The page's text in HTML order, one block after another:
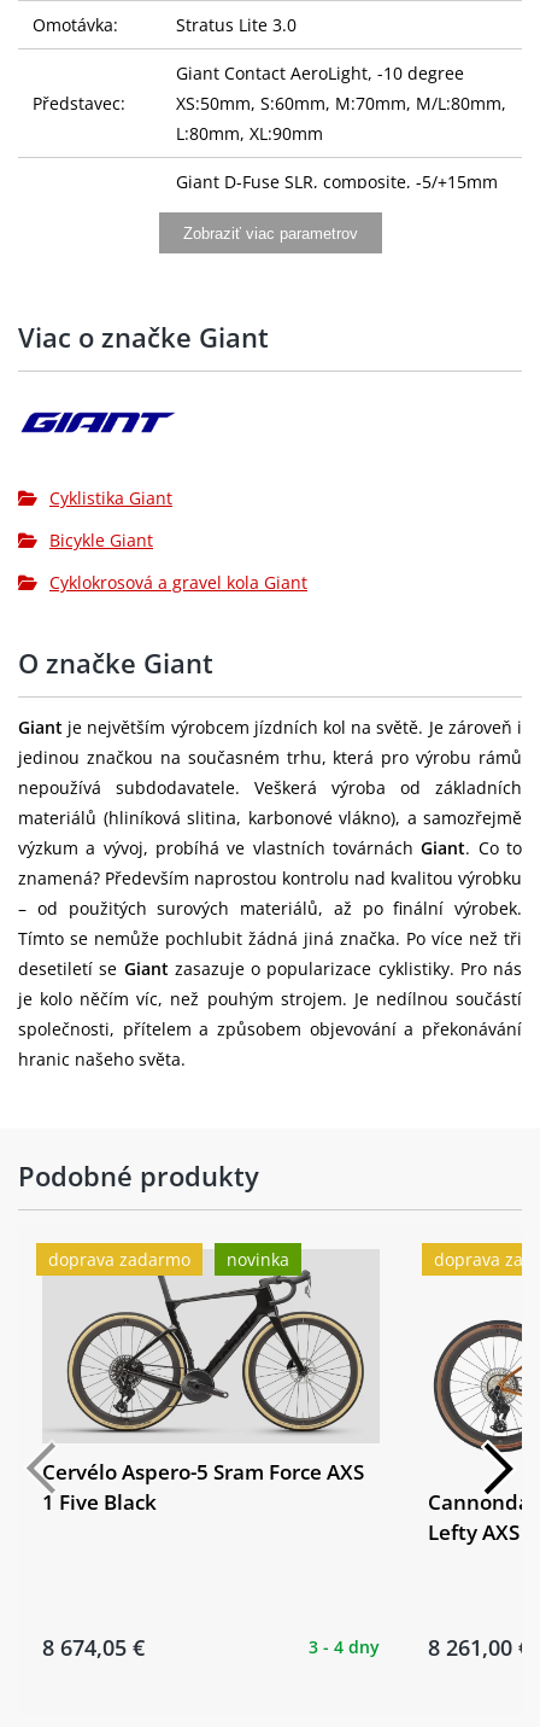
Omotávka: Stratus Lite 3.0
Představec:
Giant Contact AeroLight, -10 degree
XS:50mm, S:60mm, M:70mm, M/L:80mm,
L:80mm, XL:90mm
Giant D-Fuse SLR, composite, -5/+15mm
offset
Giant Grit SL
Brzdové páky:
Brzdové
kotouče:
[R]160mm
Řetěz: SRAM Force E1
Kliky:
SRAM Force D2 DUB, 30/43 XS:170mm,
S:170mm, M:172.5mm, M/L:172.5mm,
L:175mm, XL:175mm
SRAM DUB, press fit
Ráfky: Giant CXR 1 WheelSystem, 35mm
Přední náboj:
Giant AR alloy, CenterLock, 12mm thru-
axle
Pláště: CADEX GX, 700x40c, tubeless
CenterLock, 12mm thru-axle
Zadní plášť: CADEX GX, 700x40c, tubeless
Hmotnost: 8.3 kg
Zobraziť viac parametrov
Viac o značke Giant
Cyklistika Giant
Bicykle Giant
Cyklokrosová a gravel kola Giant
O značke Giant
Giant je největším výrobcem jízdních kol na světě. Je zároveň i
jedinou značkou na současném trhu, která pro výrobu rámů
nepoužívá subdodavatele. Veškerá výroba od základních
materiálů (hliníková slitina, karbonové vlákno), a samozřejmě
výzkum a vývoj, probíhá ve vlastních továrnáchGiant. Co to
znamená? Především naprostou kontrolu nad kvalitou výrobku
– od použitých surových materiálů, až po finální výrobek.
Tímto se nemůže pochlubit žádná jiná značka. Po více než tři
desetiletí se Giant zasazuje o popularizace cyklistiky. Pro nás
je kolo něčím víc, než pouhým strojem. Je nedílnou součástí
společnosti, přítelem a způsobem objevování a překonávání
hranic našeho světa.
Podobné produkty
doprava zadarmo novinka
Cervélo Aspero-5 Sram Force AXS
1 Five Black
8 674,05 € 3 - 4 dny
doprava
Lefty AXS
8 261,00 €